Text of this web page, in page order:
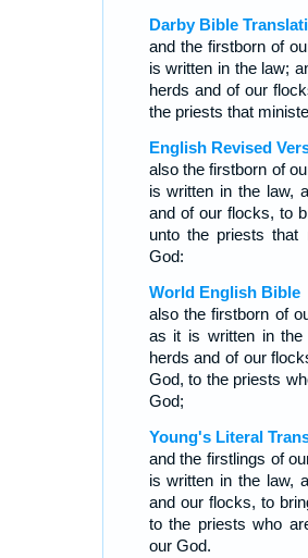
Darby Bible
and the firstborn of
is written in the law;
herds and of our
the priests that
English Revised
also the firstborn of
is written in the law,
and of our flocks, to
unto the priests
God:
World English Bible
also the firstborn of
as it is written in the
herds and of our
God, to the priests
God;
Young's Literal
and the firstlings of
is written in the law,
and our flocks, to
to the priests who
our God.